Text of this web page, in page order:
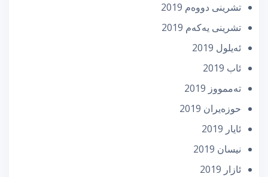
تشرینی دووه‌م 2019
تشرینی یه‌كه‌م 2019
ئه‌یلول 2019
ئاب 2019
تەممووز 2019
حوزه‌یران 2019
ئایار 2019
نیسان 2019
ئازار 2019